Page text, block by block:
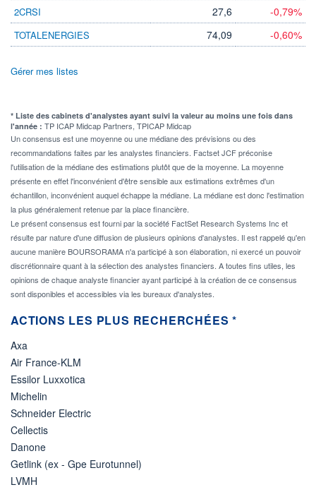
2CRSI 27,6 -0,79%
TOTALENERGIES 74,09 -0,60%
Gérer mes listes
* Liste des cabinets d'analystes ayant suivi la valeur au moins une fois dans
l'année : TP ICAP Midcap Partners, TPICAP Midcap
Un consensus est une moyenne ou une médiane des prévisions ou des
recommandations faites par les analystes financiers. Factset JCF préconise
l'utilisation de la médiane des estimations plutôt que de la moyenne. La moyenne
présente en effet l'inconvénient d'être sensible aux estimations extrêmes d'un
échantillon, inconvénient auquel échappe la médiane. La médiane est donc l'estimation
la plus généralement retenue par la place financière.
Le présent consensus est fourni par la société FactSet Research Systems Inc et
résulte par nature d'une diffusion de plusieurs opinions d'analystes. Il est rappelé qu'en
aucune manière BOURSORAMA n'a participé à son élaboration, ni exercé un pouvoir
discrétionnaire quant à la sélection des analystes financiers. A toutes fins utiles, les
opinions de chaque analyste financier ayant participé à la création de ce consensus
sont disponibles et accessibles via les bureaux d'analystes.
ACTIONS LES PLUS RECHERCHÉES *
Axa
Air France-KLM
Essilor Luxxotica
Michelin
Schneider Electric
Cellectis
Danone
Getlink (ex - Gpe Eurotunnel)
LVMH